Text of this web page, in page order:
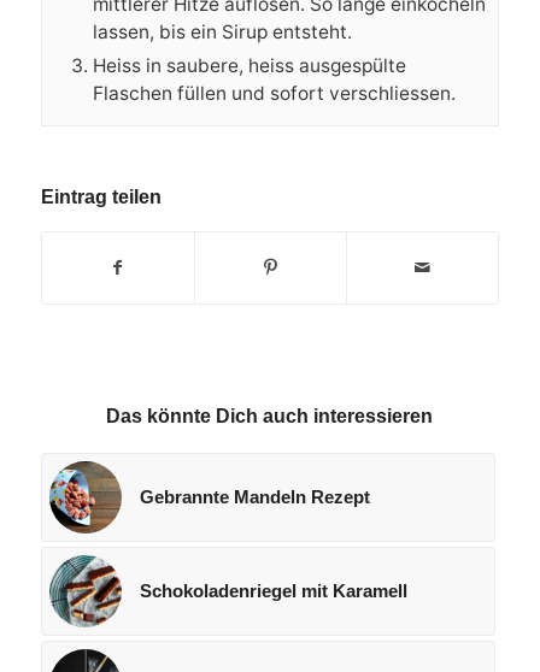
lassen, bis ein Sirup entsteht.
Heiss in saubere, heiss ausgespülte
Flaschen füllen und sofort verschliessen.
Eintrag teilen
Das könnte Dich auch interessieren
Gebrannte Mandeln Rezept
Schokoladenriegel mit Karamell